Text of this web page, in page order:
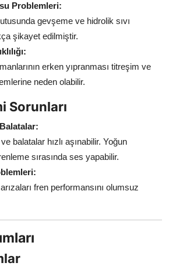
Problemleri:
gevşeme ve hidrolik sıvı
şikayet edilmiştir.
erken yıpranması titreşim ve
neden olabilir.
Sorunları
balatalar hızlı aşınabilir. Yoğun
sırasında ses yapabilir.
fren performansını olumsuz